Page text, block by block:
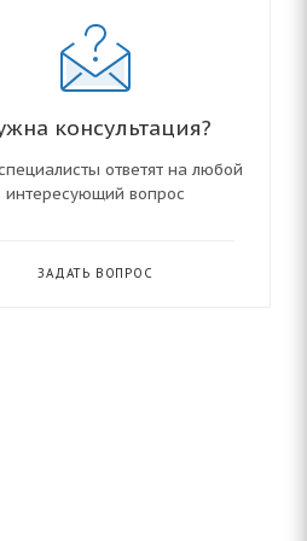
консультация?
ответят на любой
интересующий вопрос
ЗАДАТЬ ВОПРОС